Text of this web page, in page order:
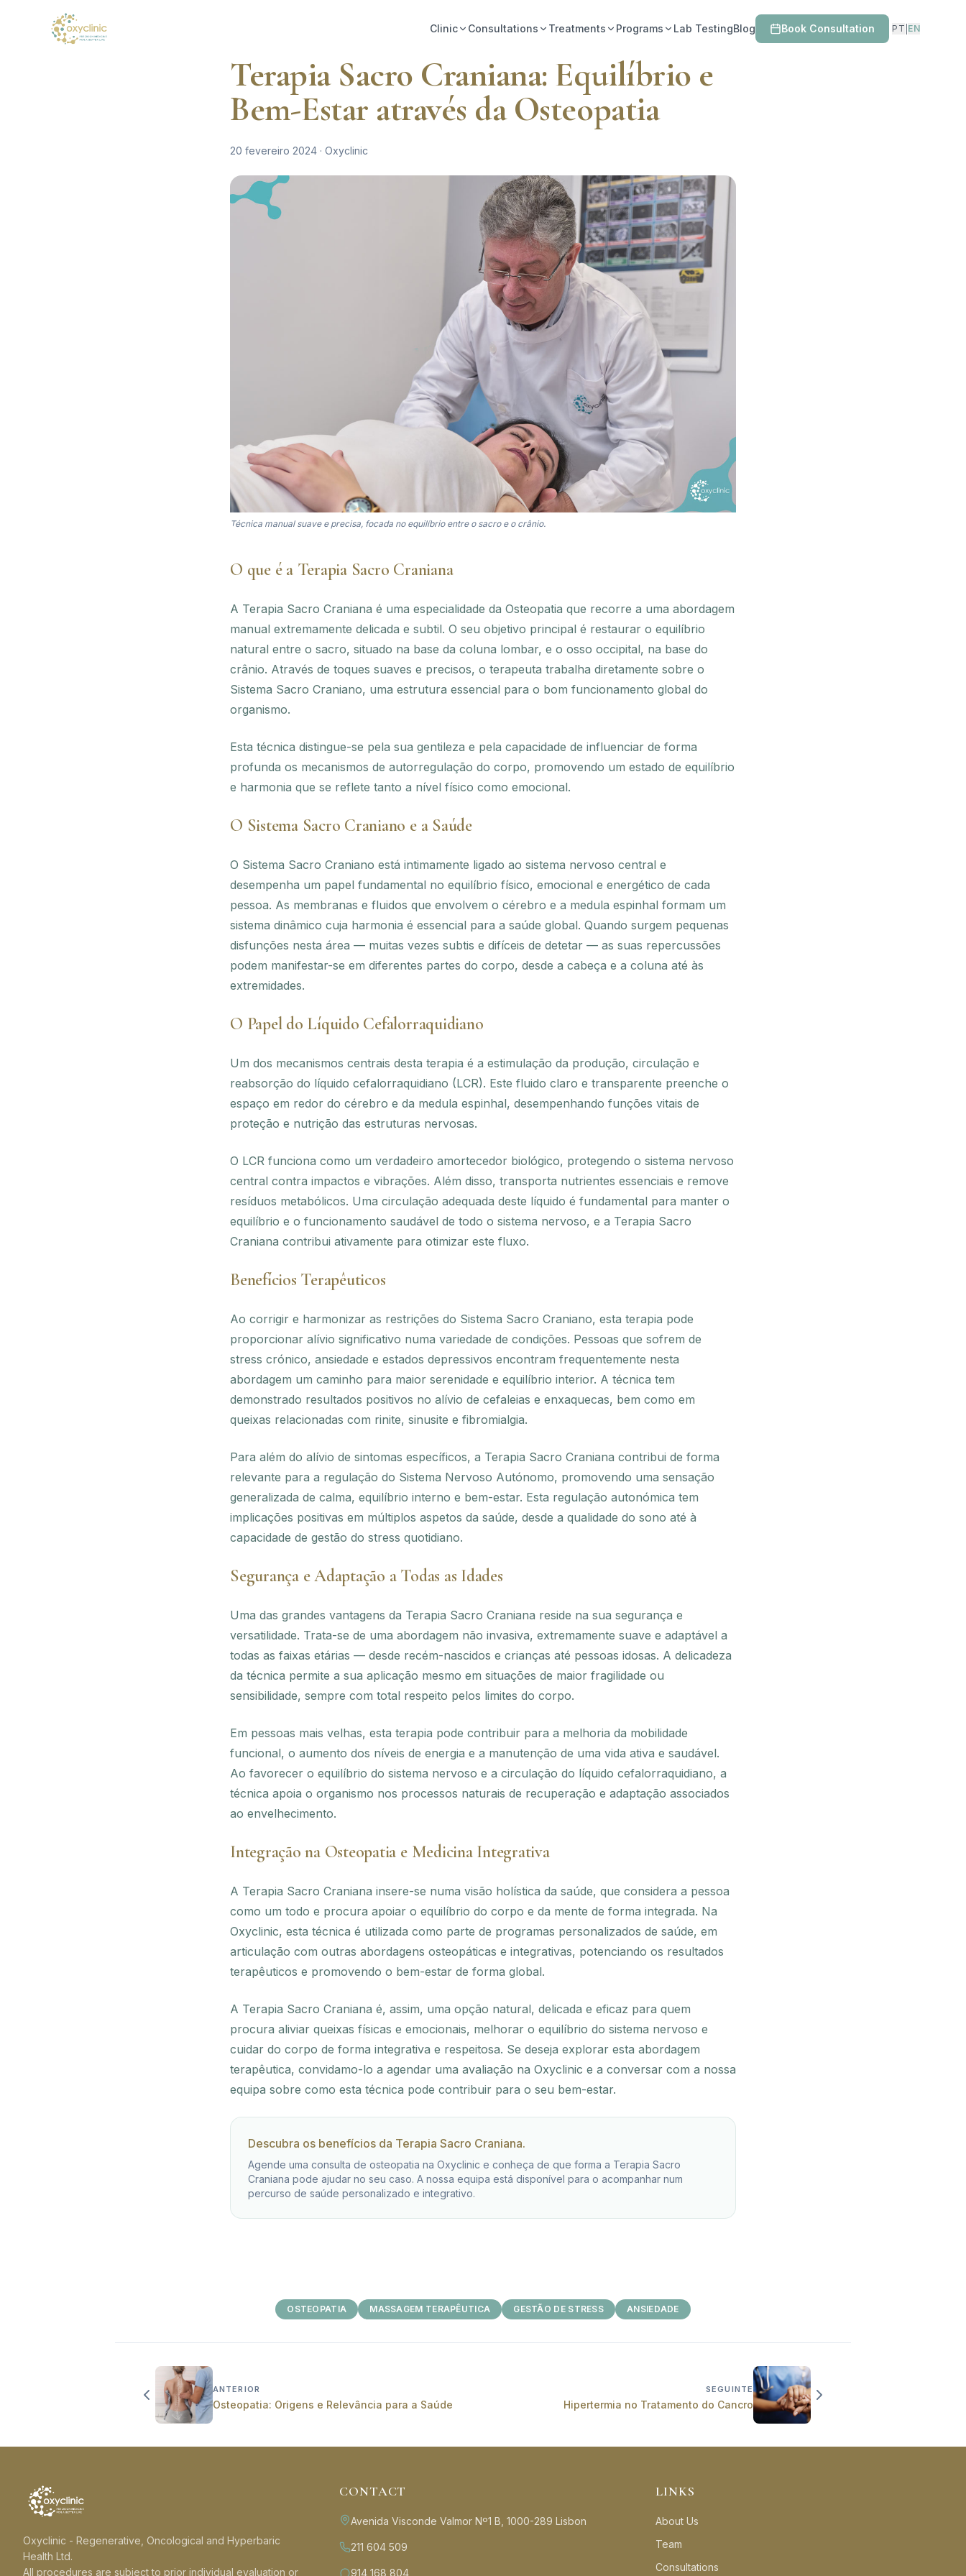
Clinic Consultations Treatments Programs Lab TestingBlog Book Consultation PT EN
Terapia Sacro Craniana: Equilíbrio e
Bem-Estar através da Osteopatia
20 fevereiro 2024 · Oxyclinic
Técnica manual suave e precisa, focada no equilíbrio entre o sacro e o crânio.
O que é a Terapia Sacro Craniana
A Terapia Sacro Craniana é uma especialidade da Osteopatia que recorre a uma abordagem
manual extremamente delicada e subtil. O seu objetivo principal é restaurar o equilíbrio
natural entre o sacro, situado na base da coluna lombar, e o osso occipital, na base do
crânio. Através de toques suaves e precisos, o terapeuta trabalha diretamente sobre o
Sistema Sacro Craniano, uma estrutura essencial para o bom funcionamento global do
organismo.
Esta técnica distingue-se pela sua gentileza e pela capacidade de influenciar de forma
profunda os mecanismos de autorregulação do corpo, promovendo um estado de equilíbrio
e harmonia que se reflete tanto a nível físico como emocional.
O Sistema Sacro Craniano e a Saúde
O Sistema Sacro Craniano está intimamente ligado ao sistema nervoso central e
desempenha um papel fundamental no equilíbrio físico, emocional e energético de cada
pessoa. As membranas e fluidos que envolvem o cérebro e a medula espinhal formam um
sistema dinâmico cuja harmonia é essencial para a saúde global. Quando surgem pequenas
disfunções nesta área — muitas vezes subtis e difíceis de detetar — as suas repercussões
podem manifestar-se em diferentes partes do corpo, desde a cabeça e a coluna até às
extremidades.
O Papel do Líquido Cefalorraquidiano
Um dos mecanismos centrais desta terapia é a estimulação da produção, circulação e
reabsorção do líquido cefalorraquidiano (LCR). Este fluido claro e transparente preenche o
espaço em redor do cérebro e da medula espinhal, desempenhando funções vitais de
proteção e nutrição das estruturas nervosas.
O LCR funciona como um verdadeiro amortecedor biológico, protegendo o sistema nervoso
central contra impactos e vibrações. Além disso, transporta nutrientes essenciais e remove
resíduos metabólicos. Uma circulação adequada deste líquido é fundamental para manter o
equilíbrio e o funcionamento saudável de todo o sistema nervoso, e a Terapia Sacro
Craniana contribui ativamente para otimizar este fluxo.
Benefícios Terapêuticos
Ao corrigir e harmonizar as restrições do Sistema Sacro Craniano, esta terapia pode
proporcionar alívio significativo numa variedade de condições. Pessoas que sofrem de
stress crónico, ansiedade e estados depressivos encontram frequentemente nesta
abordagem um caminho para maior serenidade e equilíbrio interior. A técnica tem
demonstrado resultados positivos no alívio de cefaleias e enxaquecas, bem como em
queixas relacionadas com rinite, sinusite e fibromialgia.
Para além do alívio de sintomas específicos, a Terapia Sacro Craniana contribui de forma
relevante para a regulação do Sistema Nervoso Autónomo, promovendo uma sensação
generalizada de calma, equilíbrio interno e bem-estar. Esta regulação autonómica tem
implicações positivas em múltiplos aspetos da saúde, desde a qualidade do sono até à
capacidade de gestão do stress quotidiano.
Segurança e Adaptação a Todas as Idades
Uma das grandes vantagens da Terapia Sacro Craniana reside na sua segurança e
versatilidade. Trata-se de uma abordagem não invasiva, extremamente suave e adaptável a
todas as faixas etárias — desde recém-nascidos e crianças até pessoas idosas. A delicadeza
da técnica permite a sua aplicação mesmo em situações de maior fragilidade ou
sensibilidade, sempre com total respeito pelos limites do corpo.
Em pessoas mais velhas, esta terapia pode contribuir para a melhoria da mobilidade
funcional, o aumento dos níveis de energia e a manutenção de uma vida ativa e saudável.
Ao favorecer o equilíbrio do sistema nervoso e a circulação do líquido cefalorraquidiano, a
técnica apoia o organismo nos processos naturais de recuperação e adaptação associados
ao envelhecimento.
Integração na Osteopatia e Medicina Integrativa
A Terapia Sacro Craniana insere-se numa visão holística da saúde, que considera a pessoa
como um todo e procura apoiar o equilíbrio do corpo e da mente de forma integrada. Na
Oxyclinic, esta técnica é utilizada como parte de programas personalizados de saúde, em
articulação com outras abordagens osteopáticas e integrativas, potenciando os resultados
terapêuticos e promovendo o bem-estar de forma global.
A Terapia Sacro Craniana é, assim, uma opção natural, delicada e eficaz para quem
procura aliviar queixas físicas e emocionais, melhorar o equilíbrio do sistema nervoso e
cuidar do corpo de forma integrativa e respeitosa. Se deseja explorar esta abordagem
terapêutica, convidamo-lo a agendar uma avaliação na Oxyclinic e a conversar com a nossa
equipa sobre como esta técnica pode contribuir para o seu bem-estar.
Descubra os benefícios da Terapia Sacro Craniana.
Agende uma consulta de osteopatia na Oxyclinic e conheça de que forma a Terapia Sacro
Craniana pode ajudar no seu caso. A nossa equipa está disponível para o acompanhar num
percurso de saúde personalizado e integrativo.
OSTEOPATIA MASSAGEM TERAPÊUTICA GESTÃO DE STRESS ANSIEDADE
ANTERIOR
Osteopatia: Origens e Relevância para a Saúde
SEGUINTE
Hipertermia no Tratamento do Cancro
Oxyclinic - Regenerative, Oncological and Hyperbaric
Health Ltd.
All procedures are subject to prior individual evaluation or
CONTACT
Avenida Visconde Valmor Nº1 B, 1000-289 Lisbon
211 604 509
914 168 804
LINKS
About Us
Team
Consultations